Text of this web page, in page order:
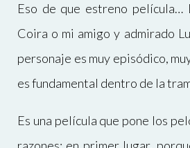
Eso de que estreno película…
Coira o mi amigo y admirado
personaje es muy episódico,
es fundamental dentro de la
Es una película que pone los